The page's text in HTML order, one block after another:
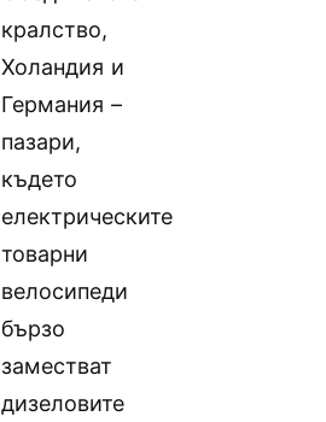
кралство,
Холандия и
Германия –
пазари,
където
електрическите
товарни
велосипеди
бързо
заместват
дизеловите